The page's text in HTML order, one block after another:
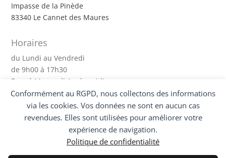
Conformément au RGPD, nous collectons des informations
via les cookies. Vos données ne sont en aucun cas
revendues. Elles sont utilisées pour améliorer votre
expérience de navigation.
Politique de confidentialité
Impasse de la Pinède
83340 Le Cannet des Maures
Horaires
du Lundi au Vendredi
de 9h00 à 17h30
Fermé Mercredi Après-midi
Suivez-nous !